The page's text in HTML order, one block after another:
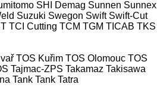
SHI Demag Sunnen Sunnex
Suzuki Swegon Swift Swift-Cut
TCI Cutting TCM TGM TICAB TKS
TOS Kuřim TOS Olomouc TOS
Tajmac-ZPS Takamaz Takisawa
Tank Tank Tatra